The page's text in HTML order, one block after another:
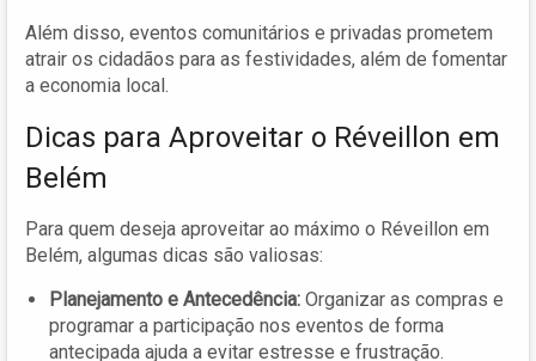
Além disso, eventos comunitários e privadas prometem
atrair os cidadãos para as festividades, além de fomentar
a economia local.
Dicas para Aproveitar o Réveillon em
Belém
Para quem deseja aproveitar ao máximo o Réveillon em
Belém, algumas dicas são valiosas:
Planejamento e Antecedência: Organizar as compras e
programar a participação nos eventos de forma
antecipada ajuda a evitar estresse e frustração.